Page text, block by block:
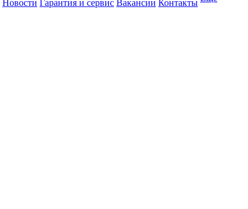
Новости Гарантия и сервис Вакансии Контакты